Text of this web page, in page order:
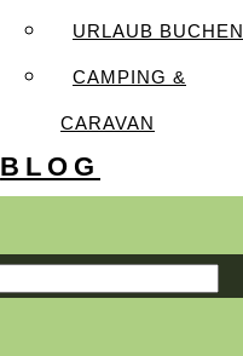
URLAUB BUCHEN
CAMPING &
CARAVAN
BLOG